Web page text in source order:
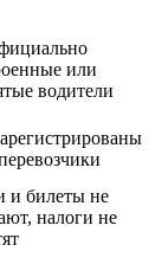
или
водители
и билеты не
налоги не